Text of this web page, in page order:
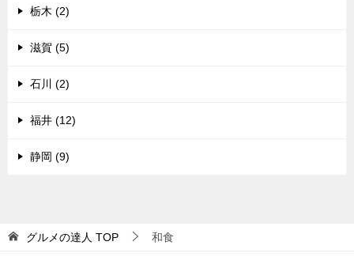
栃木 (2)
滋賀 (5)
石川 (2)
福井 (12)
静岡 (9)
グルメの達人 TOP 和食